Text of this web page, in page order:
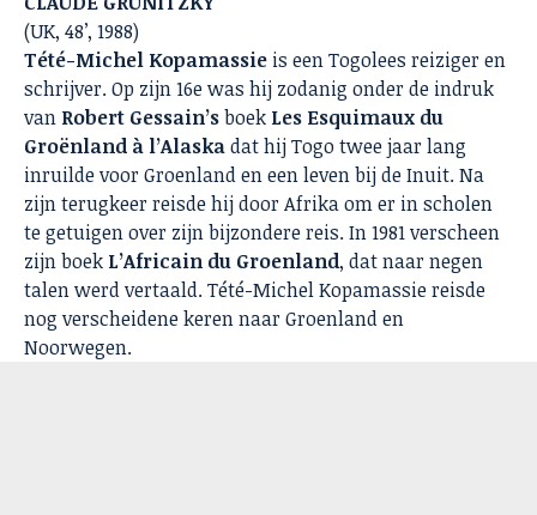
(UK, 48’, 1988)
Tété-Michel Kopamassie is een Togolees reiziger en
schrijver. Op zijn 16e was hij zodanig onder de indruk
van Robert Gessain’sboek Les Esquimaux du
Groënland à l’Alaskadat hij Togo twee jaar lang
inruilde voor Groenland en een leven bij de Inuit. Na
zijn terugkeer reisde hij door Afrika om er in scholen
te getuigen over zijn bijzondere reis. In 1981 verscheen
zijn boek L’Africain du Groenland, dat naar negen
talen werd vertaald. Tété-Michel Kopamassie reisde
nog verscheidene keren naar Groenland en
Noorwegen.